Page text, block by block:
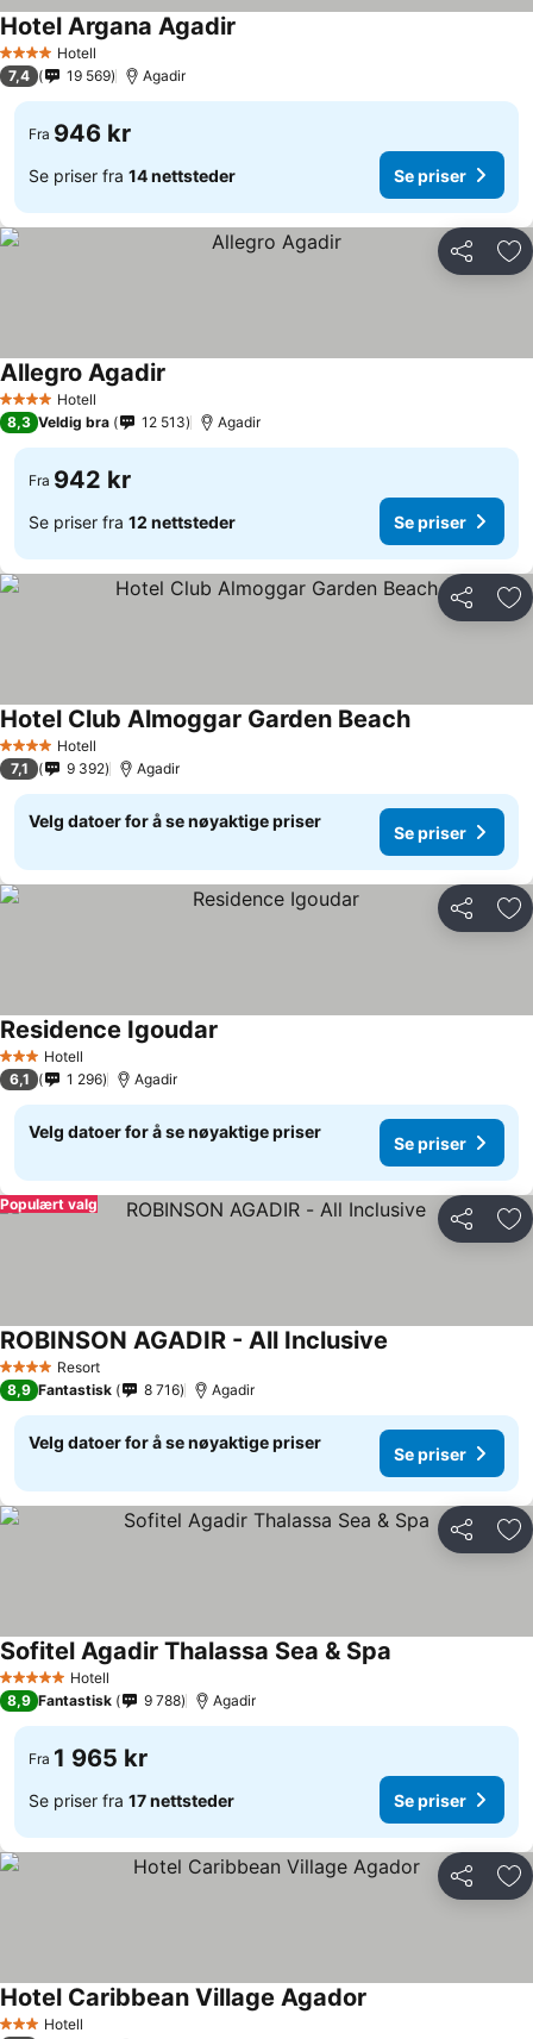
4 StjernerHotell
Hotel Argana Agadir
7,4 19 569 Agadir
Fra 946 kr
Se priser fra 14 nettsteder Se priser
Del
4 StjernerHotell
Allegro Agadir
8,3 Veldig bra 12 513 Agadir
Fra 942 kr
Se priser fra 12 nettsteder Se priser
Del
4 StjernerHotell
Hotel Club Almoggar Garden Beach
7,1 9 392 Agadir
Velg datoer for å se nøyaktige priser
Se priser
Del
3 StjernerHotell
Residence Igoudar
6,1 1 296 Agadir
Velg datoer for å se nøyaktige priser
Se priser
Del
Populært valg
4 StjernerResort
ROBINSON AGADIR - All Inclusive
8,9 Fantastisk 8 716 Agadir
Velg datoer for å se nøyaktige priser
Se priser
Del
5 Stjerner Hotell
Sofitel Agadir Thalassa Sea & Spa
8,9 Fantastisk 9 788 Agadir
Fra 1 965 kr
Se priser fra 17 nettsteder Se priser
Del
3 StjernerHotell
Hotel Caribbean Village Agador